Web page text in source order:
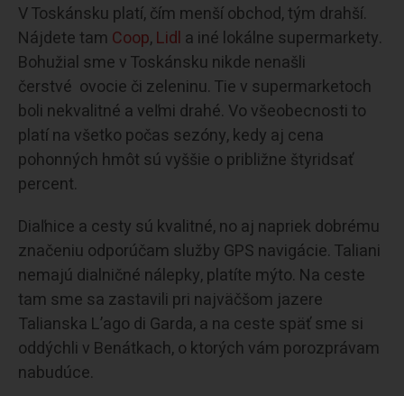
V Toskánsku platí, čím menší obchod, tým drahší.
Nájdete tam Coop, Lidl a iné lokálne supermarkety.
Bohužial sme v Toskánsku nikde nenašli
čerstvé ovocie či zeleninu. Tie v supermarketoch
boli nekvalitné a veľmi drahé. Vo všeobecnosti to
platí na všetko počas sezóny, kedy aj cena
pohonných hmôt sú vyššie o približne štyridsať
percent.
Diaľnice a cesty sú kvalitné, no aj napriek dobrému
značeniu odporúčam služby GPS navigácie. Taliani
nemajú dialničné nálepky, platíte mýto. Na ceste
tam sme sa zastavili pri najväčšom jazere
Talianska L’ago di Garda, a na ceste späť sme si
oddýchli v Benátkach, o ktorých vám porozprávam
nabudúce.